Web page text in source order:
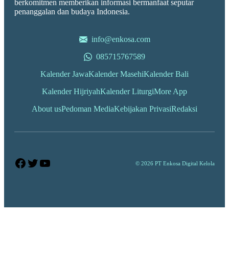
berkomitmen memberikan informasi bermanfaat seputar
penanggalan dan budaya Indonesia.
info@enkosa.com
085715767589
Kalender JawaKalender MasehiKalender Bali
Kalender HijriyahKalender LiturgiMore App
About usPedoman MediaKebijakan PrivasiRedaksi
Facebook
Twitter
YouTube © 2026 PT Enkosa Digital Kelola